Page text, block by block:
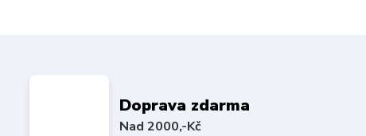
Doprava zdarma
Nad 2000,-Kč